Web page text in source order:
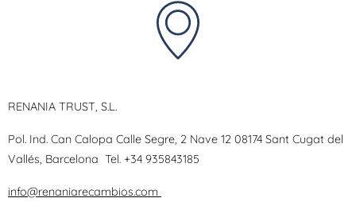
RENANIA TRUST, S.L.
Pol. Ind. Can Calopa Calle Segre, 2 Nave 12 08174 Sant Cugat del
Vallés, Barcelona Tel. +34 935843185
info@renaniarecambios.com